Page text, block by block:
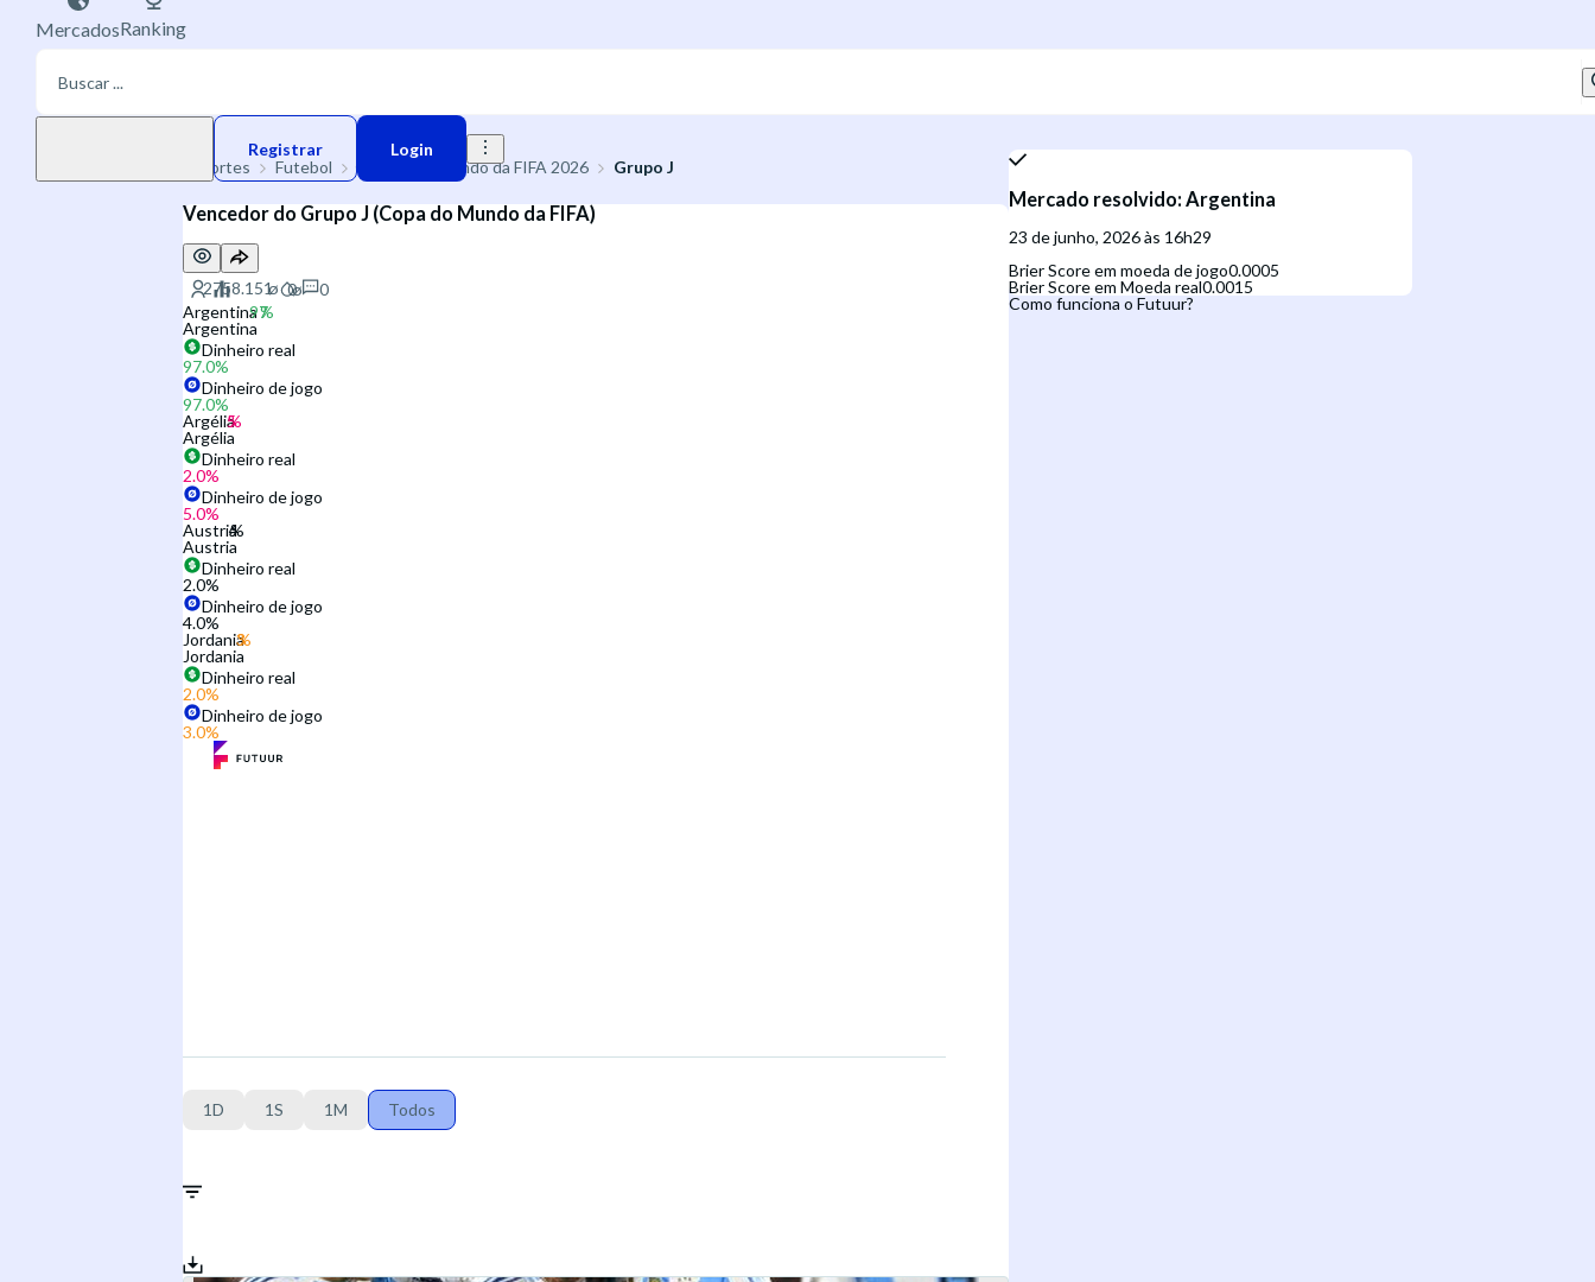
MercadosRanking
Registrar
Login
Esportes
Futebol 🌐 Copa do Mundo da FIFA 2026 Grupo J
Vencedor do Grupo J (Copa do Mundo da FIFA)
0
Argentina
Argentina
Dinheiro real
97.0%
Dinheiro de jogo
97.0%
Argélia
Argélia
Dinheiro real
2.0%
Dinheiro de jogo
5.0%
Austria
Austria
Dinheiro real
2.0%
Dinheiro de jogo
4.0%
Jordania
Jordania
Dinheiro real
2.0%
Dinheiro de jogo
3.0%
1D 1S 1M Todos
Mercado resolvido: Argentina
23 de junho, 2026 às 16h29
Brier Score em moeda de jogo0.0005
Brier Score em Moeda real0.0015
Como funciona o Futuur?